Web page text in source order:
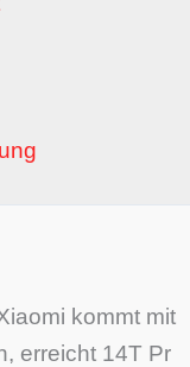
kommt mit
erreicht 14T Pr